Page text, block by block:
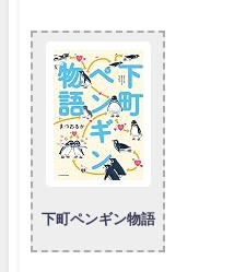
下町ペンギン物語